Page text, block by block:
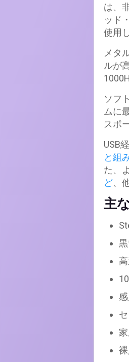
は、
ッド
使用
メタ
ルが
ソフ
ムに
スポ
USB
と組
た、
ど、
主